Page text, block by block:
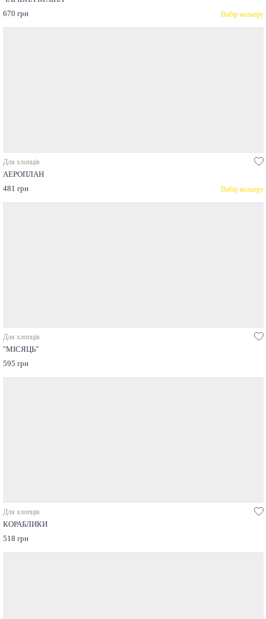
670 грн
Вибір кольору
Для хлопців
АЕРОПЛАН
481 грн
Вибір кольору
Для хлопців
"МІСЯЦЬ"
595 грн
Для хлопців
КОРАБЛИКИ
518 грн